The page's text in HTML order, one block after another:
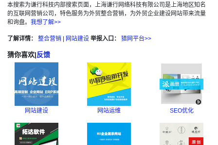
本搜索为谦行科技内部搜索页面，上海谦行网络科技有限公司是上海地区知名
的互联网营销公司，特色服务为外贸整合营销，为外贸企业建设网站带来流量
和询盘。 我想了解>>
了解详情： 整合营销 网站建设 举报入口： 猎网平台>>
猜你喜欢|反馈
网站建设 网站运维 SEO优化